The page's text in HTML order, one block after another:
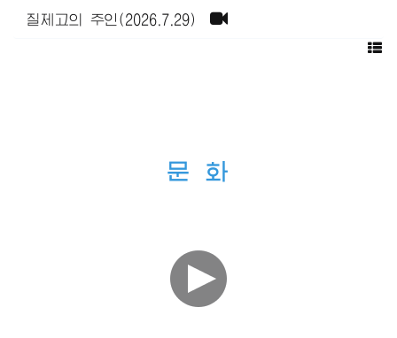
질제고의 주인(2026.7.29)
문 화